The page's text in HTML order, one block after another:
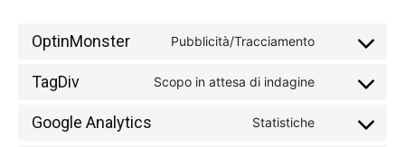
OptinMonster Pubblicità/Tracciamento
Consent
service
TagDiv Scopo in attesa di indagine
Consent
service
Google Analytics Statistiche
Consent